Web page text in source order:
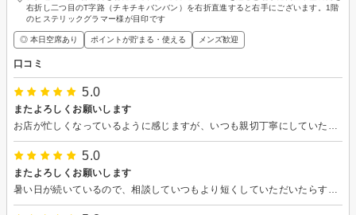
右折し二つ目のT字路（チキチキバンバン）を右折直進すると右手にございます。1階
のヒステリックグラマー様が目印です
◎ 本日空席あり ポイントが貯まる・使える メンズ歓迎
口コミ
5.0
またよろしくお願いします
5.0
またよろしくお願いします